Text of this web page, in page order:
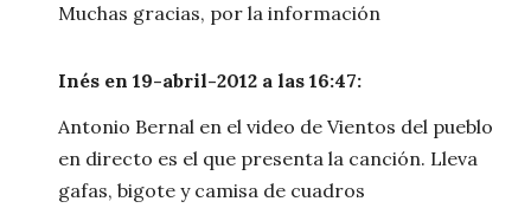
Muchas gracias, por la información
Inés en 19-abril-2012 a las 16:47:
Antonio Bernal en el video de Vientos del pueblo
en directo es el que presenta la canción. Lleva
gafas, bigote y camisa de cuadros